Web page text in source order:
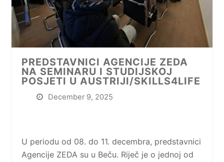
PREDSTAVNICI AGENCIJE ZEDA
NA SEMINARU I STUDIJSKOJ
POSJETI U AUSTRIJI/SKILLS4LIFE
December 9, 2025
U periodu od 08. do 11. decembra, predstavnici
Agencije ZEDA su u Beču. Riječ je o jednoj od